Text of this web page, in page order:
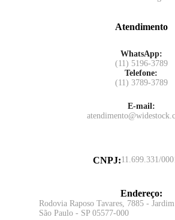
Atendimento
WhatsApp:
(11) 5196-3789
Telefone:
(11) 3789-3789
E-mail:
CNPJ:11.699.331/
Endereço:
Rodovia Raposo Tavares, 7885 -
São Paulo - SP 05577-000